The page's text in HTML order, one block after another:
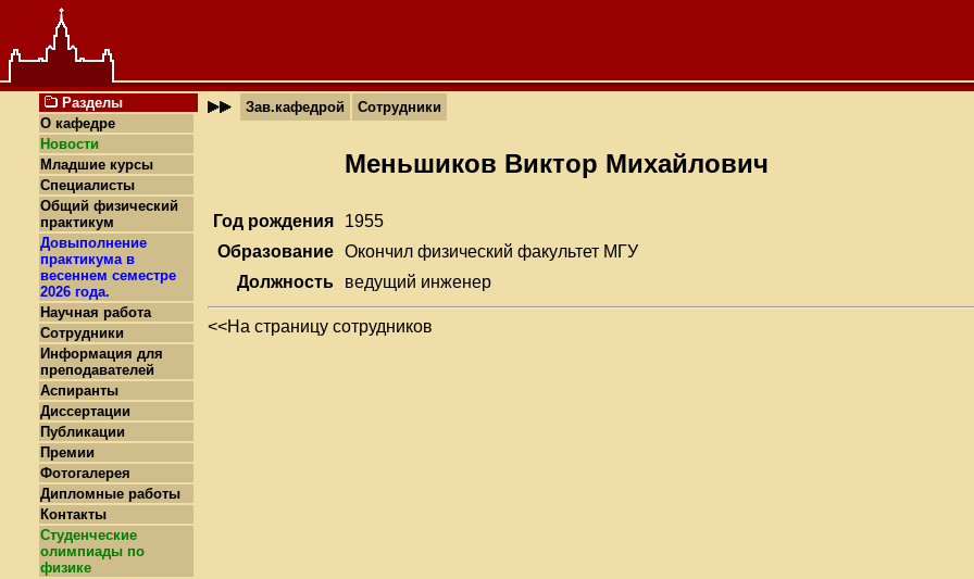
Разделы
О кафедре
Новости
Младшие курсы
Специалисты
Общий физический
практикум
Довыполнение
практикума в
весеннем семестре
2026 года.
Научная работа
Сотрудники
Информация для
преподавателей
Аспиранты
Диссертации
Публикации
Премии
Фотогалерея
Дипломные работы
Контакты
Студенческие
олимпиады по
физике
Зав.кафедрой Сотрудники
Меньшиков Виктор Михайлович
Год рождения
1955
Образование Окончил физический факультет МГУ
Должность
ведущий инженер
<<На страницу сотрудников